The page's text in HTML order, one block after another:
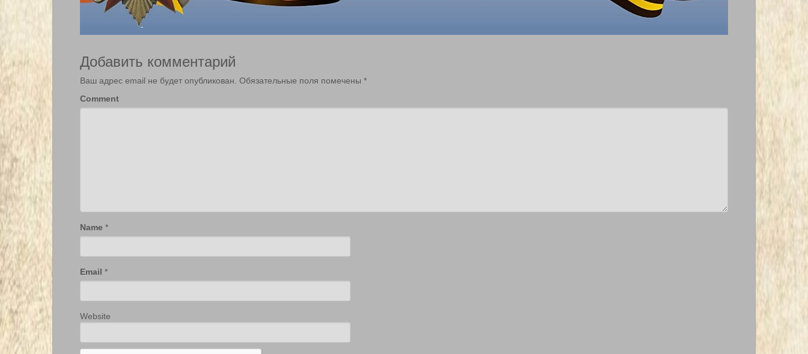
Добавить комментарий
Ваш адрес email не будет опубликован. Обязательные поля помечены *
Comment
Name *
Email *
Website